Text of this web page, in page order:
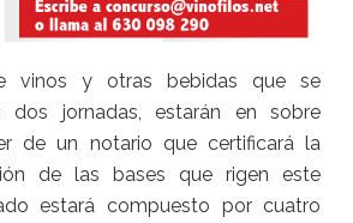
vinos y otras bebidas que se
dos jornadas, estarán en sobre
de un notario que certificará la
de las bases que rigen este
estará compuesto por cuatro